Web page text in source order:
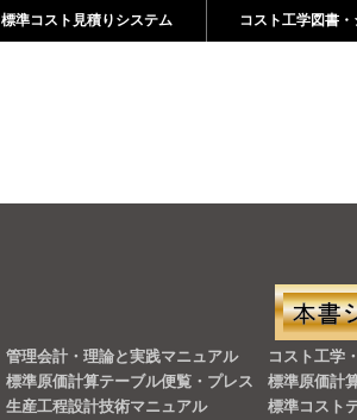
標準コスト見積りシステム コスト工学図書
管理会計・理論と実践マニュアル コスト工学
標準原価計算テーブル便覧・プレス
標準原価計
生産工程設計技術マニュアル
標準コスト